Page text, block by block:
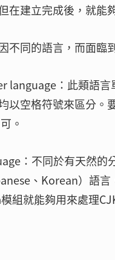
在建立完成後，就能
不同的語言，而面臨
language：此類語
以空格符號來區分。
。
：不同於有天然的
、Korean）語
組就能夠用來處理